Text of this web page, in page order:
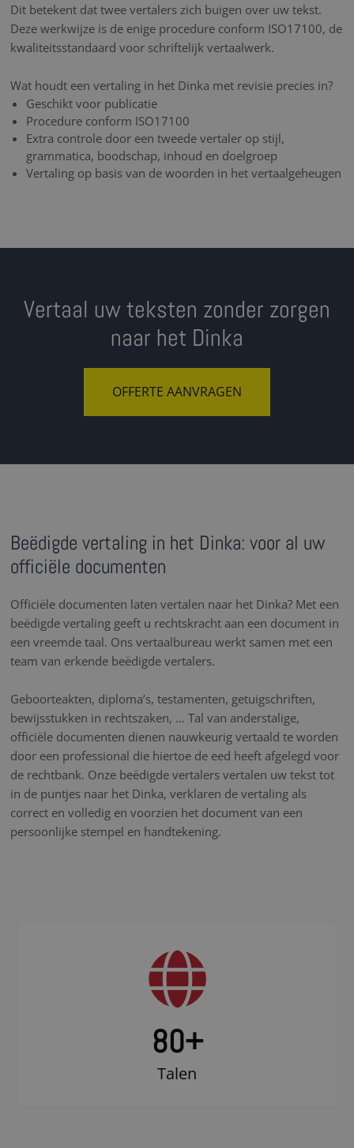
Dit betekent dat twee vertalers zich buigen over uw tekst.
Deze werkwijze is de enige procedure conform ISO17100, de
kwaliteitsstandaard voor schriftelijk vertaalwerk.
Wat houdt een vertaling in het Dinka met revisie precies in?
Geschikt voor publicatie
Procedure conform ISO17100
Extra controle door een tweede vertaler op stijl,
grammatica, boodschap, inhoud en doelgroep
Vertaling op basis van de woorden in het vertaalgeheugen
Vertaal uw teksten zonder zorgen
naar het Dinka
OFFERTE AANVRAGEN
Beëdigde vertaling in het Dinka: voor al uw
officiële documenten
Officiële documenten laten vertalen naar het Dinka? Met een
beëdigde vertaling geeft u rechtskracht aan een document in
een vreemde taal. Ons vertaalbureau werkt samen met een
team van erkende beëdigde vertalers.
Geboorteakten, diploma’s, testamenten, getuigschriften,
bewijsstukken in rechtszaken, … Tal van anderstalige,
officiële documenten dienen nauwkeurig vertaald te worden
door een professional die hiertoe de eed heeft afgelegd voor
de rechtbank. Onze beëdigde vertalers vertalen uw tekst tot
in de puntjes naar het Dinka, verklaren de vertaling als
correct en volledig en voorzien het document van een
persoonlijke stempel en handtekening.
80+
Talen